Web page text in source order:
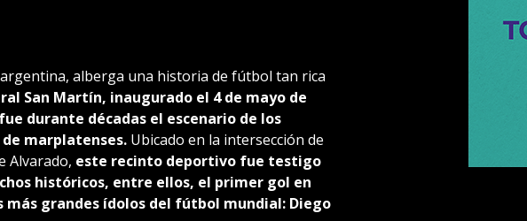
alberga una historia de fútbol tan rica
San Martín, inaugurado el 4 de mayo de
durante décadas el escenario de los
marplatenses.Ubicado en la intersección de
Alvarado, este recinto deportivo fue testigo
históricos, entre ellos, el primer gol en
más grandes ídolos del fútbol mundial: Diego